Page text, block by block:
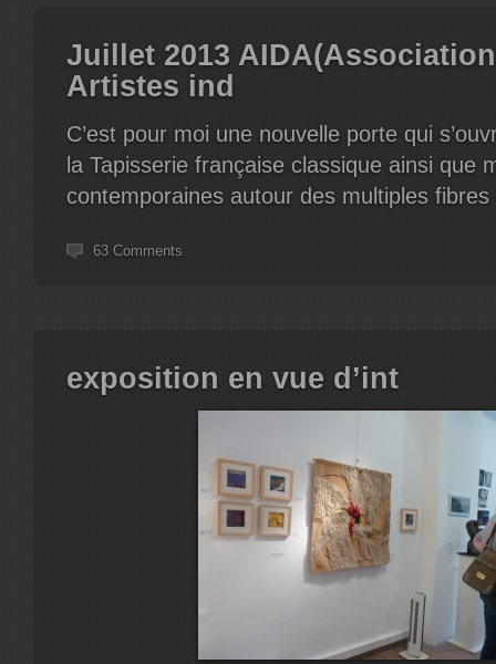
Juillet 2013
Artistes ind
C’est pour moi une nouvelle porte qui
la Tapisserie française classique ainsi que
contemporaines autour des multiples
63 Comments
exposition en vue d’int